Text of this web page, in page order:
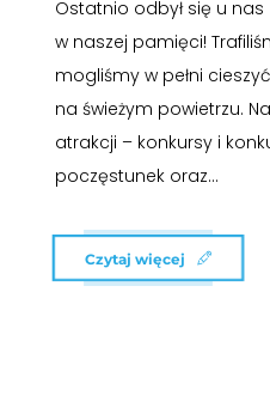
Ostatnio odbył się u
w naszej pamięci!
mogliśmy w pełni
na świeżym powietrzu.
atrakcji – konkursy i
poczęstunek oraz...
Czytaj więcej